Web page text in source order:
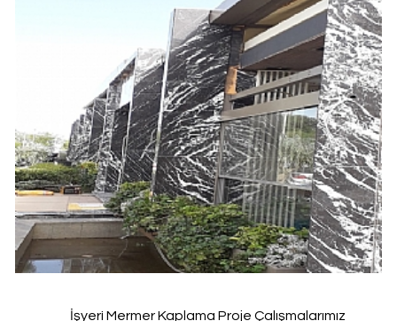
İşyeri Mermer Kaplama Proje Çalışmalarımız